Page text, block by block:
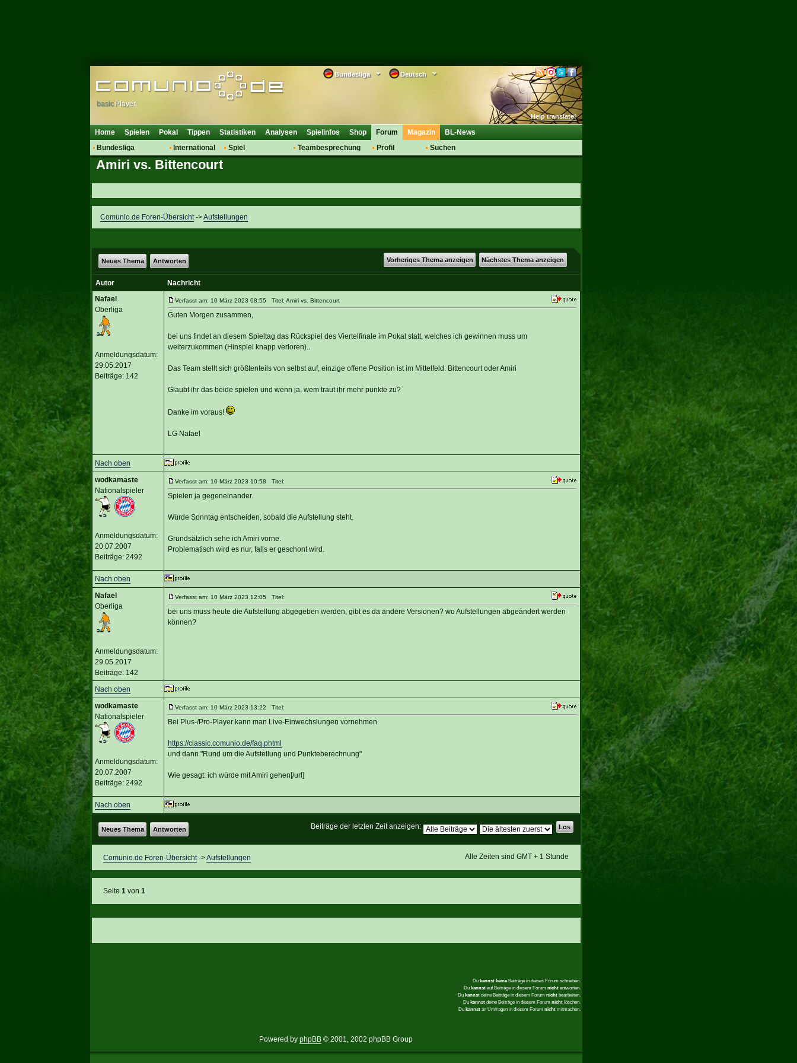
Deutsch
Bundesliga
Help translate!
basic Player
Home Spielen Pokal Tippen Statistiken Analysen Spielinfos Shop
Forum
Bundesliga
Hot News
Vereinsdiskussion
Vereinsfragen
International
Vereine
Spiel
Teambesprechung
Saisonübergang
Profil
Suchen
Magazin BL-News
Amiri vs. Bittencourt
Comunio.de Foren-Übersicht->Aufstellungen
Vorheriges Thema anzeigen Nächstes Thema anzeigen
Neues Thema Antworten
Autor
Nachricht
Nafael
Oberliga
Anmeldungsdatum:
29.05.2017
Beiträge: 142
Verfasst am: 10 März 2023 08:55 Titel: Amiri vs. Bittencourt
Guten Morgen zusammen,
bei uns findet an diesem Spieltag das Rückspiel des Viertelfinale im Pokal statt, welches ich gewinnen muss um
weiterzukommen (Hinspiel knapp verloren)..
Das Team stellt sich größtenteils von selbst auf, einzige offene Position ist im Mittelfeld: Bittencourt oder Amiri
Glaubt ihr das beide spielen und wenn ja, wem traut ihr mehr punkte zu?
Danke im voraus!
LG Nafael
Nach oben
wodkamaste
Nationalspieler
Anmeldungsdatum:
20.07.2007
Beiträge: 2492
Verfasst am: 10 März 2023 10:58 Titel:
Spielen ja gegeneinander.
Würde Sonntag entscheiden, sobald die Aufstellung steht.
Grundsätzlich sehe ich Amiri vorne.
Problematisch wird es nur, falls er geschont wird.
Nach oben
Nafael
Oberliga
Anmeldungsdatum:
29.05.2017
Beiträge: 142
Verfasst am: 10 März 2023 12:05 Titel:
bei uns muss heute die Aufstellung abgegeben werden, gibt es da andere Versionen? wo Aufstellungen abgeändert werden
können?
Nach oben
wodkamaste
Nationalspieler
Anmeldungsdatum:
20.07.2007
Beiträge: 2492
Verfasst am: 10 März 2023 13:22 Titel:
Bei Plus-/Pro-Player kann man Live-Einwechslungen vornehmen.
https://classic.comunio.de/faq.phtml
und dann "Rund um die Aufstellung und Punkteberechnung"
Wie gesagt: ich würde mit Amiri gehen[/url]
Nach oben
Beiträge der letzten Zeit anzeigen:
Neues Thema Antworten
Alle Zeiten sind GMT + 1 Stunde
Comunio.de Foren-Übersicht->Aufstellungen
Seite 1von 1
Du kannst keineBeiträge in dieses Forum schreiben.
Du kannstauf Beiträge in diesem Forum nichtantworten.
Du kannstdeine Beiträge in diesem Forum nichtbearbeiten.
Du kannstdeine Beiträge in diesem Forum nichtlöschen.
Du kannstan Umfragen in diesem Forum nichtmitmachen.
Powered by phpBB © 2001, 2002 phpBB Group